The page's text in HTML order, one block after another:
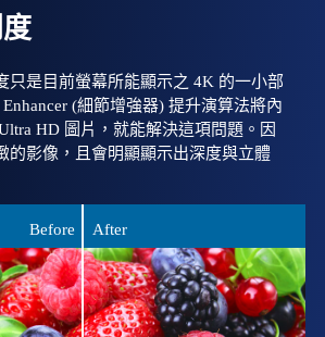
只是目前螢幕所能顯示之 4K 的一小部
(細節增強器) 提升演算法將內
HD 圖片，就能解決這項問題。因
的影像，且會明顯顯示出深度與立體
Before After